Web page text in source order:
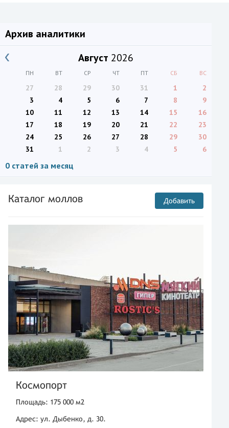
Архив аналитики
Август 2026
ПН ВТ СР ЧТ ПТ СБ ВС
27 28 29 30 31 1
2
3
4 5 6 7 8
9
10
11 12 13 14 15
16
17
18 19 20 21 22
23
24
25 26 27 28 29
30
31
1 2 3 4 5 6
0 статей за месяц
Каталог моллов Добавить
Космопорт
Площадь: 175 000 м2
Адрес: ул. Дыбенко, д. 30.